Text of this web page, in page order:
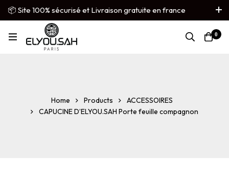
📦 Site 100% sécurisé et Livraison gratuite en france
métropolitaine
French ▼
0
Home Products
ACCESSOIRES
CAPUCINE D’ELYOU.SAH Porte feuille compagnon